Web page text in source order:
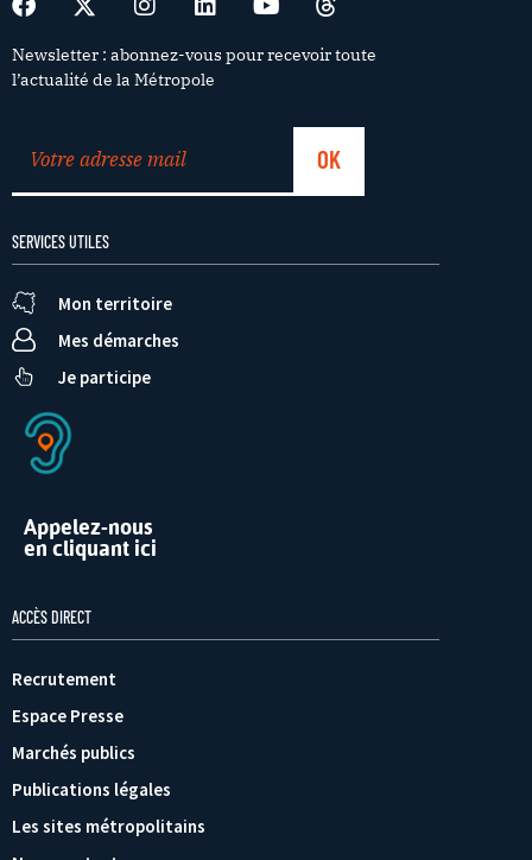
Newsletter : abonnez-vous pour recevoir toute
l’actualité de la Métropole
SERVICES UTILES
Mon territoire
Mes démarches
Je participe
Appelez-nous
en cliquant ici
ACCÈS DIRECT
Recrutement
Espace Presse
Marchés publics
Publications légales
Les sites métropolitains